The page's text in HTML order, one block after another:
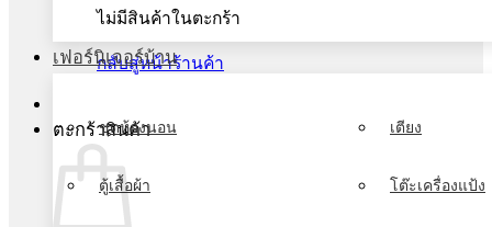
ไม่มีสินค้าในตะกร้า
กลับสู่หน้าร้านค้า
ตะกร้าสินค้า
เฟอร์นิเจอร์บ้าน
ชุดห้องนอน เตียง
ตู้เสื้อผ้า โต๊ะเครื่องแป้ง